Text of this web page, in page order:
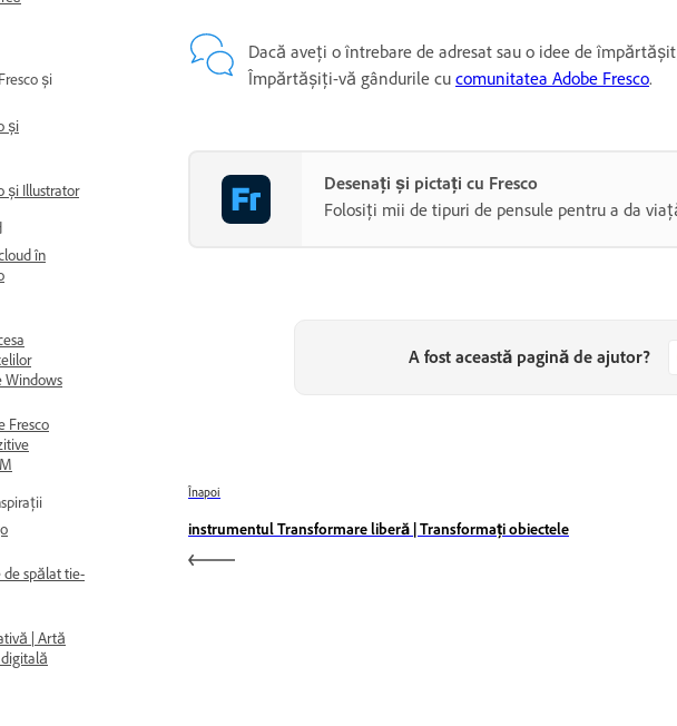
și
și
și Illustrator
în
Windows
Fresco
spălat tie-
| Artă
Dacă aveți o întrebare de adresat sau o idee de
Împărtășiți-vă gândurile cu comunitatea Adobe Fresco.
Desenați și pictați cu Fresco
Folosiți mii de tipuri de pensule pentru a da
A fost această pagină de ajutor?
Înapoi
instrumentul Transformare liberă | Transformați obiectele